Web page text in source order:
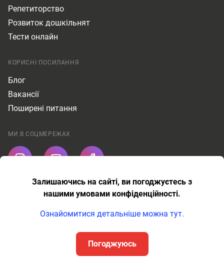
Залишаючись на сайті, ви погоджуєтесь з
нашими умовами конфіденційності.
Ознайомитися детальніше можна тут.
Погоджуюсь
Репетиторство
Розвиток дошкільнят
Тести онлайн
КОРИСНІ ПОСИЛАННЯ
Блог
Вакансії
Поширені питання
МИ В СОЦМЕРЕЖАХ
Публічна оферта
AMR Education © Всі права захищені.